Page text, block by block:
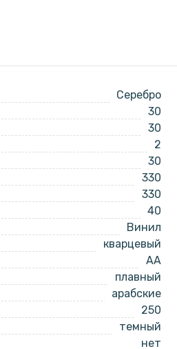
Серебро
30
30
2
30
330
330
40
Винил
кварцевый
AA
плавный
арабские
250
темный
нет